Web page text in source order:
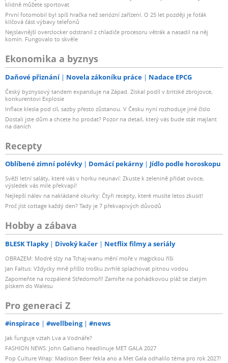
klidně můžete sportovat
První fotomobil byl spíš hračka než seriózní zařízení. O 25 let později je foťák
klíčová část výbavy telefonů
Nejslavnější overclocker odstranil z chladiče procesoru větrák a nasadil na něj
komín. Fungovalo to skvěle
Ekonomika a byznys
Daňové přiznání Novela zákoníku práce Nadace EPCG
Český byznysový tandem expanduje na Západ. Získal podíl v britské zbrojovce,
konkurentovi Explosie
Inflace klesla pod cíl, sazby přesto zůstanou. V Česku nyní rozhoduje jiné číslo
Dostali jste dům a chcete ho prodat? Pozor na detail, který vás bude stát majlant
na daních
Recepty
Oblíbené zimní polévky Domácí pekárny Jídlo podle horoskopu
Svěží letní saláty, které vás v horku neunaví: Zkuste k zelenině přidat ovoce,
výsledek vás mile překvapí!
Nejlepší nálev na nakládané okurky: Čtyři recepty, které musíte letos zkusit!
Proč jíst cottage každý den? Tady je 7 překvapivých důvodů
Hobby a zábava
BLESK Tlapky Divoký kačer Netflix filmy a seriály
OBRAZEM: Modré slzy na Tchaj-wanu mění moře v magickou říši
Jan Faltus: Vždycky mně přišlo trošku zvrhlé splachovat pitnou vodou
Zapomeňte na rozpálené Středomoří! Zamiřte na pohádkovou pláž se zlatým
pískem do Walesu
Pro generaci Z
#inspirace #wellbeing #news
Jak funguje vztah Lva a Vodnáře?
FASHION NEWS: John Galliano headlinuje MET GALA 2027
Pop Culture Wrap: Madison Beer řekla ano a Met Gala odhalilo téma pro rok 2027!